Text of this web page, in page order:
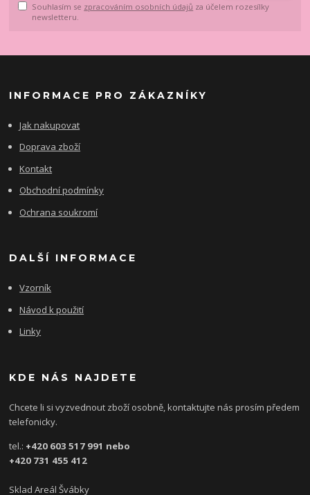
Souhlasím se zpracováním osobních údajů za účelem rozesílky
newsletteru.
INFORMACE PRO ZÁKAZNÍKY
Jak nakupovat
Doprava zboží
Kontakt
Obchodní podmínky
Ochrana soukromí
DALŠÍ INFORMACE
Vzorník
Návod k použití
Linky
KDE NÁS NAJDETE
Chcete li si vyzvednout zboží osobně, kontaktujte nás prosím předem
telefonicky.
tel.: +420 603 517 991 nebo
+420 731 455 412
Sklad Areál Švábky